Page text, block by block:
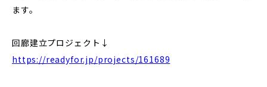
ます。
回廊建立プロジェクト↓
https://readyfor.jp/projects/161689